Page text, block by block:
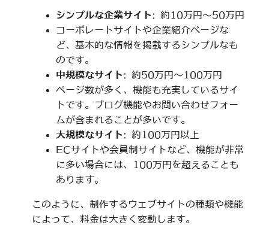
シンプルな企業サイト: 約10万円～50万円
コーポレートサイトや企業紹介ページな
ど、基本的な情報を掲載するシンプルなも
のです。
中規模なサイト: 約50万円～100万円
ページ数が多く、機能も充実しているサイ
トです。ブログ機能やお問い合わせフォー
ムが含まれることが多いです。
大規模なサイト: 約100万円以上
ECサイトや会員制サイトなど、機能が非常
に多い場合には、100万円を超えることも
あります。
このように、制作するウェブサイトの種類や機能
によって、料金は大きく変動します。